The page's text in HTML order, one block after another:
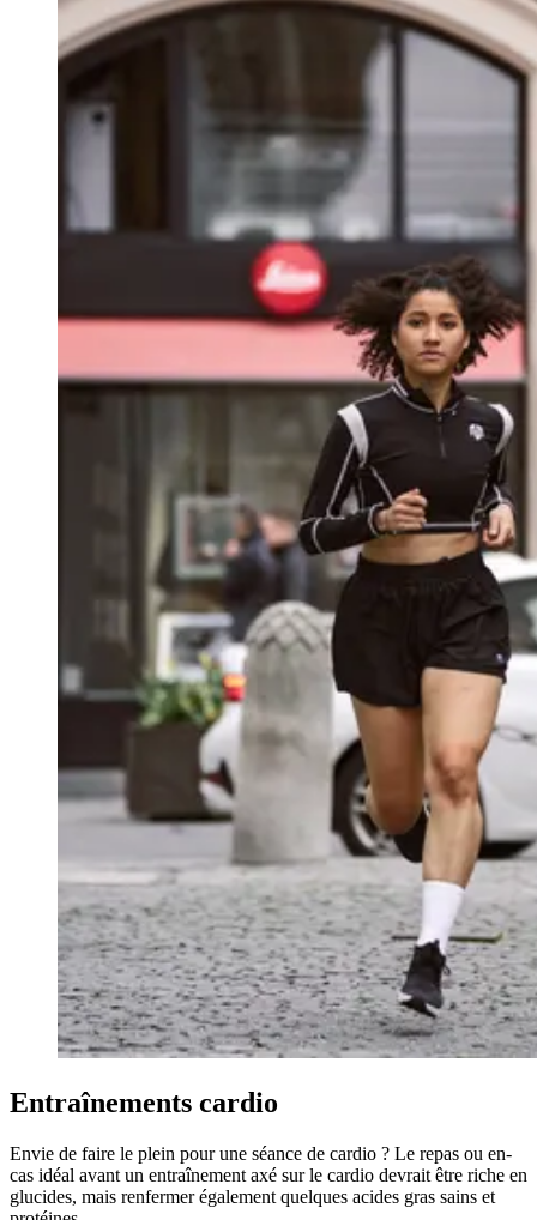
Entraînements cardio
Envie de faire le plein pour une séance de cardio ? Le repas ou en-
cas idéal avant un entraînement axé sur le cardio devrait être riche en
glucides, mais renfermer également quelques acides gras sains et